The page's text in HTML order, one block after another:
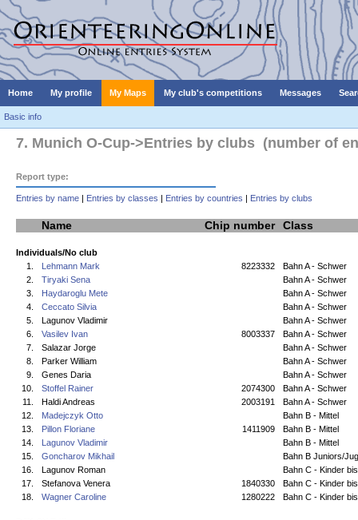
Home My profile My Maps My club's competitions Messages
Basic info
7. Munich O-Cup->Entries by clubs (number of
Report type:
Entries by name | Entries by classes | Entries by countries | Entries by clubs
Name Chip number Class
Individuals/No club
1.
Lehmann Mark 8223332
Bahn A - Schwer
2.
Tiryaki Sena
Bahn A - Schwer
3.
Haydaroglu Mete
Bahn A - Schwer
4.
Ceccato Silvia
Bahn A - Schwer
5.
Lagunov Vladimir
Bahn A - Schwer
6.
Vasilev Ivan 8003337
Bahn A - Schwer
7.
Salazar Jorge
Bahn A - Schwer
8.
Parker William
Bahn A - Schwer
9.
Genes Daria
Bahn A - Schwer
10.
Stoffel Rainer 2074300
Bahn A - Schwer
11.
Haldi Andreas 2003191
Bahn A - Schwer
12.
Madejczyk Otto
Bahn B - Mittel
13.
Pillon Floriane 1411909
Bahn B - Mittel
14.
Lagunov Vladimir
Bahn B - Mittel
15.
Goncharov Mikhail
Bahn B Juniors/
16.
Lagunov Roman
Bahn C - Kinder
17.
Stefanova Venera 1840330
Bahn C - Kinder
18.
Wagner Caroline 1280222 Bahn C - Kinder